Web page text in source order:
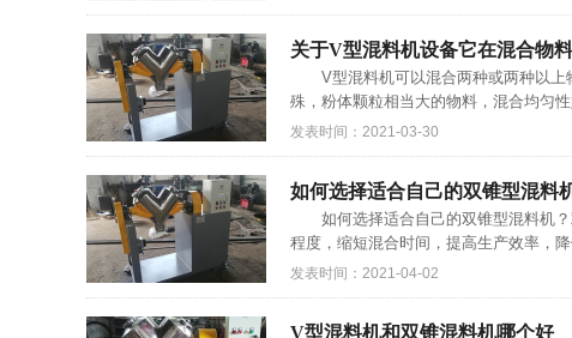
关于V型混料机设备它在混合物
V型混料机可以混合两种或两种以上
殊，粉体颗粒相当大的物料，混合均匀
发表时间：2021-03-30
如何选择适合自己的双锥型混料
如何选择适合自己的双锥型混料机？
程度，缩短混合时间，提高生产效率，
发表时间：2021-04-02
V型混料机和双锥混料机哪个好